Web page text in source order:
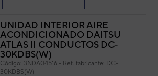
UNIDAD INTERIOR AIRE
ACONDICIONADO DAITSU
ATLAS II CONDUCTOS DC-
30KDBS(W)
Código: 3NDA04516 - Ref. fabricante: DC-
30KDBS(W)